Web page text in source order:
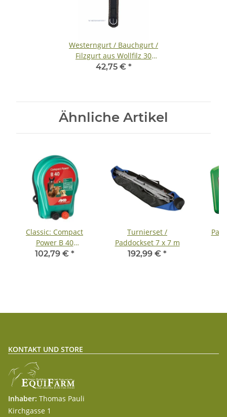
Westerngurt / Bauchgurt /
Filzgurt aus Wollfilz 30
Inch
42,75 € *
Ähnliche Artikel
Classic: Compact
Power B 40
(Batteriegerät) - 0,07
102,79 € *
Turnierset /
Paddockset 7 x 7 m
192,99 € *
KONTAKT UND STORE
Inhaber: Thomas Pauli
Kirchgasse 1